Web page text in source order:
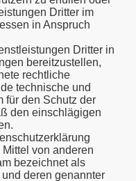
Dritter im
in Anspruch
Dritter in
bereitzustellen,
rechtliche
technische und
für den Schutz der
den einschlägigen
von anderen
bezeichnet als
deren genannter